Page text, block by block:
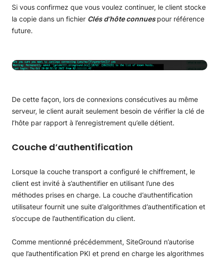
Si vous confirmez que vous voulez continuer, le client stocke
la copie dans un fichier Clés d’hôte connuespour référence
future.
De cette façon, lors de connexions consécutives au même
serveur, le client aurait seulement besoin de vérifier la clé de
l’hôte par rapport à l’enregistrement qu’elle détient.
Couche d’authentification
Lorsque la couche transport a configuré le chiffrement, le
client est invité à s’authentifier en utilisant l’une des
méthodes prises en charge. La couche d’authentification
utilisateur fournit une suite d’algorithmes d’authentification et
s’occupe de l’authentification du client.
Comme mentionné précédemment, SiteGround n’autorise
que l’authentification PKI et prend en charge les algorithmes